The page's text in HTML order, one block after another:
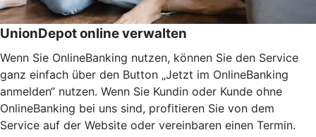
UnionDepot online verwalten
Wenn Sie OnlineBanking nutzen, können Sie den Service
ganz einfach über den Button „Jetzt im OnlineBanking
anmelden“ nutzen. Wenn Sie Kundin oder Kunde ohne
OnlineBanking bei uns sind, profitieren Sie von dem
Service auf der Website oder vereinbaren einen Termin.